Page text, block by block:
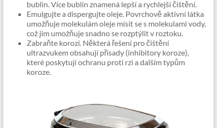
bublin. Více bublin znamená lepší a rychlejší čištění.
Emulgujte a dispergujte oleje. Povrchově aktivní látka
umožňuje molekulám oleje mísit se s molekulami vody,
což jim umožňuje snadno se rozptýlit v roztoku.
Zabraňte korozi. Některá řešení pro čištění
ultrazvukem obsahují přísady (inhibitory koroze),
které poskytují ochranu proti rzi a dalším typům
koroze.